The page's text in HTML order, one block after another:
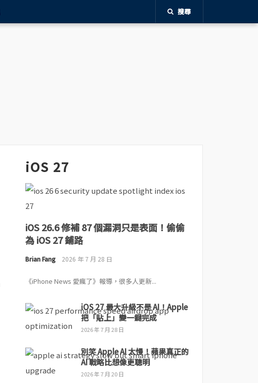
搜尋
iOS 27
iOS 26.6 修補 87 個漏洞只是表面！偷偷
為 iOS 27 鋪路
Brian Fang 2026 年 7 月 28 日
《iPhone News 愛瘋了》報導，很多人更新...
iOS 27 最大升級不是 AI！Apple
把「貼上」變一鍵完成
2026 年 7 月 28 日
別笑 Apple AI 太慢！蘋果真正的
AI 戰略比想像更聰明
2026 年 7 月 20 日